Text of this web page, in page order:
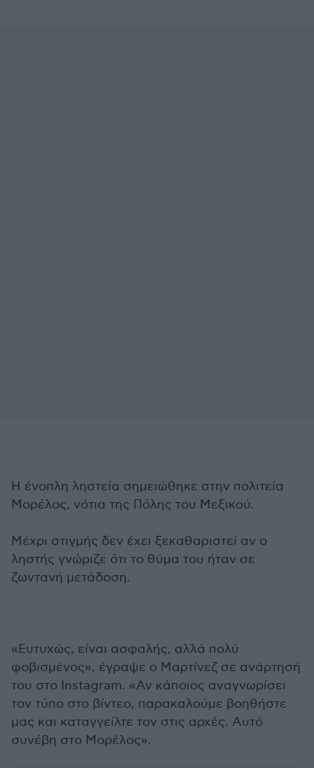
Η ένοπλη ληστεία σημειώθηκε στην πολιτεία
Μορέλος, νότια της Πόλης του Μεξικού.
Μέχρι στιγμής δεν έχει ξεκαθαριστεί αν ο
ληστής γνώριζε ότι το θύμα του ήταν σε
ζωντανή μετάδοση.
«Ευτυχώς, είναι ασφαλής, αλλά πολύ
φοβισμένος», έγραψε ο Μαρτίνεζ σε ανάρτησή
του στο Instagram. «Αν κάποιος αναγνωρίσει
τον τύπο στο βίντεο, παρακαλούμε βοηθήστε
μας και καταγγείλτε τον στις αρχές. Αυτό
συνέβη στο Μορέλος».